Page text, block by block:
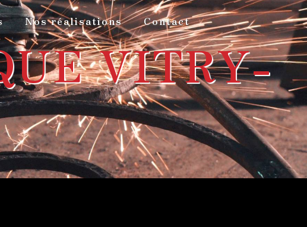
Nos réalisations Contact
VITRY-